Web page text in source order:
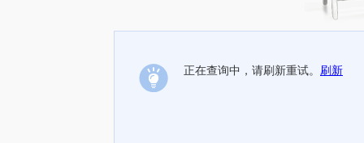
正在查询中，请刷新重试。 刷新